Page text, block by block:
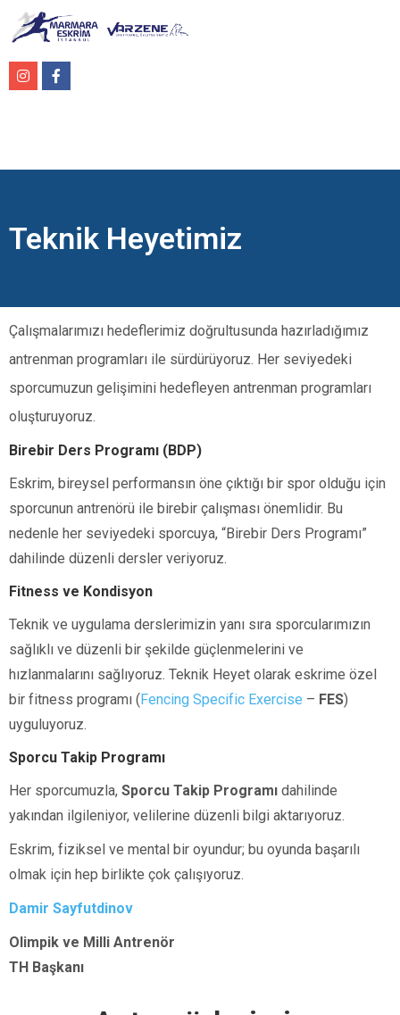
Teknik Heyetimiz
Çalışmalarımızı hedeflerimiz doğrultusunda hazırladığımız
antrenman programları ile sürdürüyoruz. Her seviyedeki
sporcumuzun gelişimini hedefleyen antrenman programları
oluşturuyoruz.
Birebir Ders Programı (BDP)
Eskrim, bireysel performansın öne çıktığı bir spor olduğu için
sporcunun antrenörü ile birebir çalışması önemlidir. Bu
nedenle her seviyedeki sporcuya, “Birebir Ders Programı”
dahilinde düzenli dersler veriyoruz.
Fitness ve Kondisyon
Teknik ve uygulama derslerimizin yanı sıra sporcularımızın
sağlıklı ve düzenli bir şekilde güçlenmelerini ve
hızlanmalarını sağlıyoruz. Teknik Heyet olarak eskrime özel
bir fitness programı (Fencing Specific Exercise – FES)
uyguluyoruz.
Sporcu Takip Programı
Her sporcumuzla, Sporcu Takip Programı dahilinde
yakından ilgileniyor, velilerine düzenli bilgi aktarıyoruz.
Eskrim, fiziksel ve mental bir oyundur; bu oyunda başarılı
olmak için hep birlikte çok çalışıyoruz.
Damir Sayfutdinov
Olimpik ve Milli Antrenör
TH Başkanı